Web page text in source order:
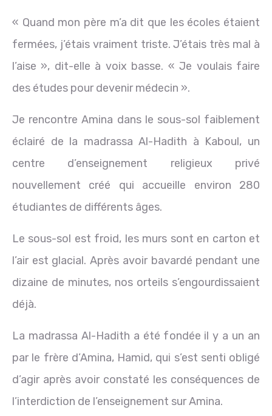
« Quand mon père m’a dit que les écoles étaient
fermées, j’étais vraiment triste. J’étais très mal à
l’aise », dit-elle à voix basse. « Je voulais faire
des études pour devenir médecin ».
Je rencontre Amina dans le sous-sol faiblement
éclairé de la madrassa Al-Hadith à Kaboul, un
centre d’enseignement religieux privé
nouvellement créé qui accueille environ 280
étudiantes de différents âges.
Le sous-sol est froid, les murs sont en carton et
l’air est glacial. Après avoir bavardé pendant une
dizaine de minutes, nos orteils s’engourdissaient
déjà.
La madrassa Al-Hadith a été fondée il y a un an
par le frère d’Amina, Hamid, qui s’est senti obligé
d’agir après avoir constaté les conséquences de
l’interdiction de l’enseignement sur Amina.